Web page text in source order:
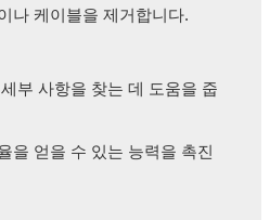
나 케이블을 제거합니다.
부 사항을 찾는 데 도움을 줍
을 얻을 수 있는 능력을 촉진